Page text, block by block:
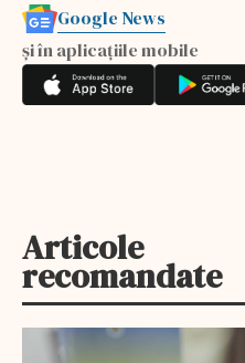
Google News
și în aplicațiile mobile
Articole
recomandate